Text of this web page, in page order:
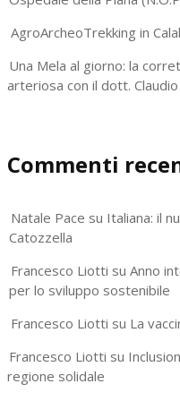
AgroArcheoTrekking in
Una Mela al giorno: la
arteriosa con il dott. Claudio
Commenti
Natale Pace su Italiana: il
Catozzella
Francesco Liotti su Anno
per lo sviluppo sostenibile
Francesco Liotti su La
Francesco Liotti su
regione solidale